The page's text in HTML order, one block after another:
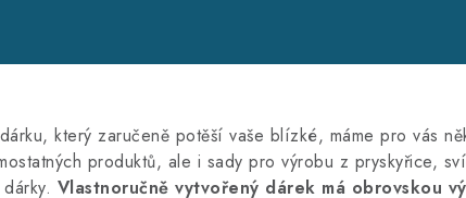
který zaručeně potěší vaše blízké, máme pro vás
produktů, ale i sady pro výrobu z pryskyřice,
Vlastnoručně vytvořený dárek má obrovskou